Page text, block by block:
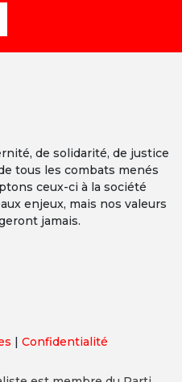
de solidarité, de justice
tous les combats menés
ceux-ci à la société
enjeux, mais nos valeurs
jamais.
| Confidentialité